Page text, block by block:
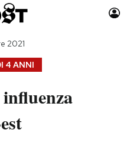
Auto
Moda
Consumismi
4 ANNI
2021